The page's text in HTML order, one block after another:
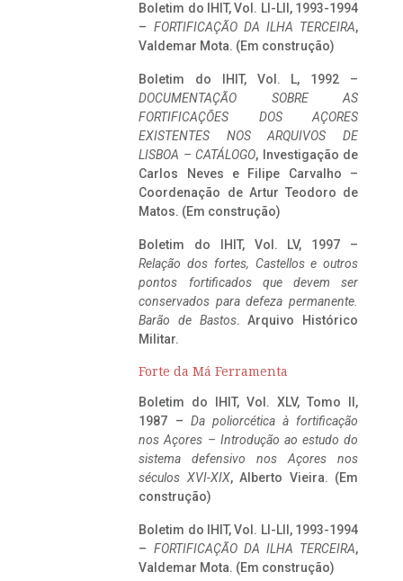
Boletim do IHIT, Vol. LI-LII, 1993-1994
– FORTIFICAÇÃO DA ILHA TERCEIRA,
Valdemar Mota. (Em construção)
Boletim do IHIT, Vol. L, 1992 –
DOCUMENTAÇÃO SOBRE AS
FORTIFICAÇÕES DOS AÇORES
EXISTENTES NOS ARQUIVOS DE
LISBOA – CATÁLOGO, Investigação de
Carlos Neves e Filipe Carvalho –
Coordenação de Artur Teodoro de
Matos. (Em construção)
Boletim do IHIT, Vol. LV, 1997 –
Relação dos fortes, Castellos e outros
pontos fortificados que devem ser
conservados para defeza permanente.
Barão de Bastos. Arquivo Histórico
Militar.
Forte da Má Ferramenta
Boletim do IHIT, Vol. XLV, Tomo II,
1987 – Da poliorcética à fortificação
nos Açores – Introdução ao estudo do
sistema defensivo nos Açores nos
séculos XVI-XIX, Alberto Vieira. (Em
construção)
Boletim do IHIT, Vol. LI-LII, 1993-1994
– FORTIFICAÇÃO DA ILHA TERCEIRA,
Valdemar Mota. (Em construção)